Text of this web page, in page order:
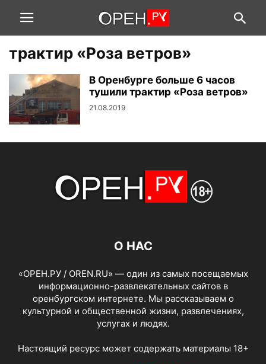
трактир «Роза ветров»
В Оренбурге больше 6 часов
тушили трактир «Роза ветров»
21.08.2019
О НАС
«ОРЕН.РУ / OREN.RU» — один из самых посещаемых
информационно-развлекательных сайтов в
оренбургском интернете. Мы рассказываем о
культурной и общественной жизни, развлечениях,
услугах и людях.
Настоящий ресурс может содержать материалы 18+